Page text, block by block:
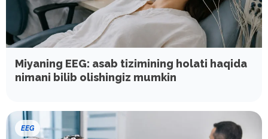
Miyaning EEG: asab tizimining holati haqida
nimani bilib olishingiz mumkin
EEG